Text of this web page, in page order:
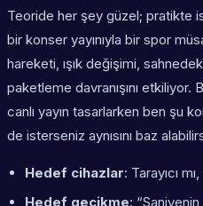
Teoride her şey güzel; pratikte
bir konser yayınıyla bir spor
hareketi, ışık değişimi,
paketleme davranışını
canlı yayın tasarlarken ben şu
de isterseniz aynısını baz
Hedef cihazlar: Tarayıcı
Hedef gecikme: “Saniyenin